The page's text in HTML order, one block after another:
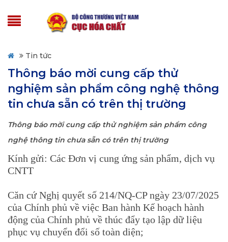
Tin tức
Thông báo mời cung cấp thử
nghiệm sản phẩm công nghệ thông
tin chưa sẵn có trên thị trường
Thông báo mời cung cấp thử nghiệm sản phẩm công
nghệ thông tin chưa sẵn có trên thị trường
Kính gửi: Các Đơn vị cung ứng sản phẩm, dịch vụ
CNTT
Căn cứ Nghị quyết số 214/NQ-CP ngày 23/07/2025
của Chính phủ về việc Ban hành Kế hoạch hành
động của Chính phủ về thúc đẩy tạo lập dữ liệu
phục vụ chuyển đổi số toàn diện;